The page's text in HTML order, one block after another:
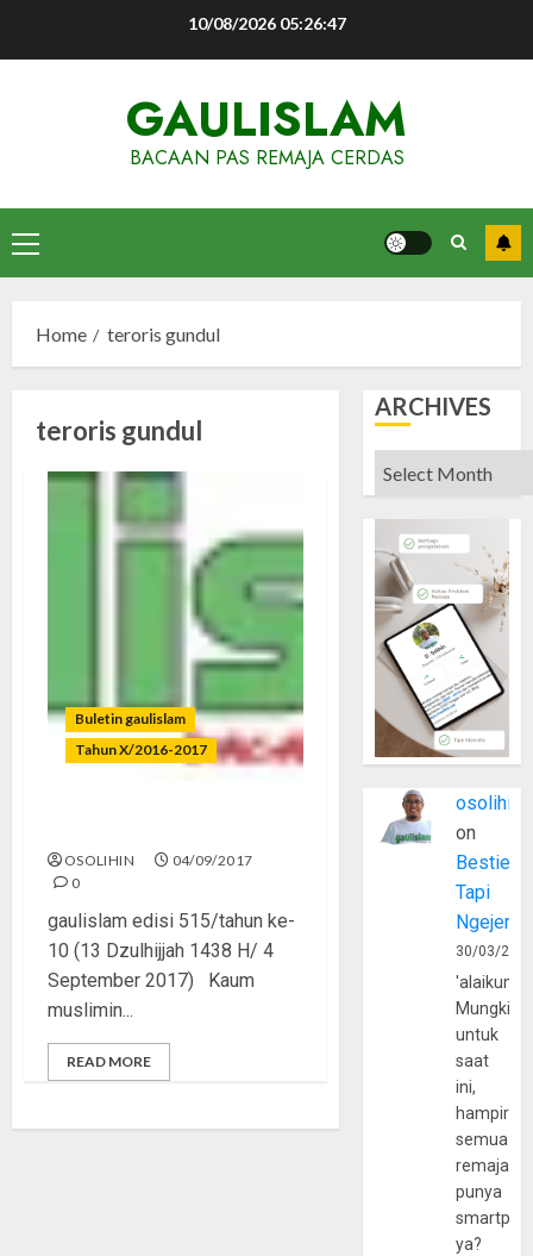
10/08/2026 05:26:48
GAULISLAM
BACAAN PAS REMAJA CERDAS
Primary
Menu
Home teroris gundul
teroris gundul
Buletin gaulislam
Tahun X/2016-2017
OSOLIHIN
04/09/2017
0
gaulislam edisi 515/tahun ke-
10 (13 Dzulhijjah 1438 H/ 4
September 2017) Kaum
muslimin...
READ MORE
ARCHIVES
Archives
osolihin
on
Bestie
Tapi
30/03/
Mungkin
untuk
saat
ini,
hampir
semua
remaja
punya
ya?